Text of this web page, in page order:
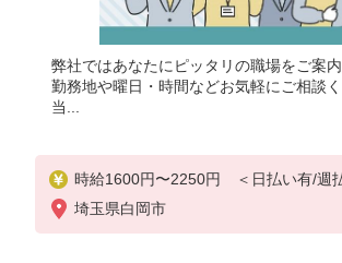
弊社ではあなたにピッタリの職場をご案
勤務地や曜日・時間などお気軽にご相談
当...
時給1600円〜2250円 ＜日払い有/週
全支給(ガソリン代含む)＞
埼玉県白岡市